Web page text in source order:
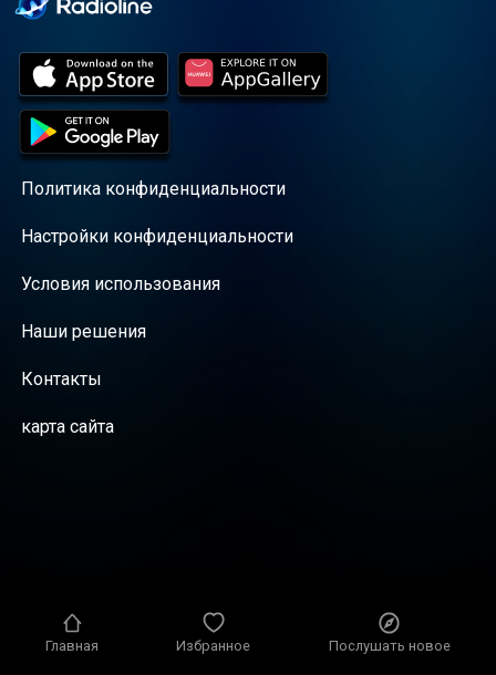
Главная Избранное Послушать новое
Политика конфиденциальности
Настройки конфиденциальности
Условия использования
Наши решения
Контакты
карта сайта